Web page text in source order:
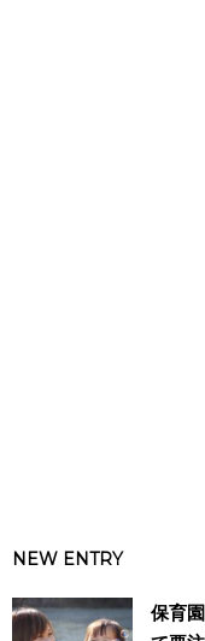
NEW ENTRY
保育